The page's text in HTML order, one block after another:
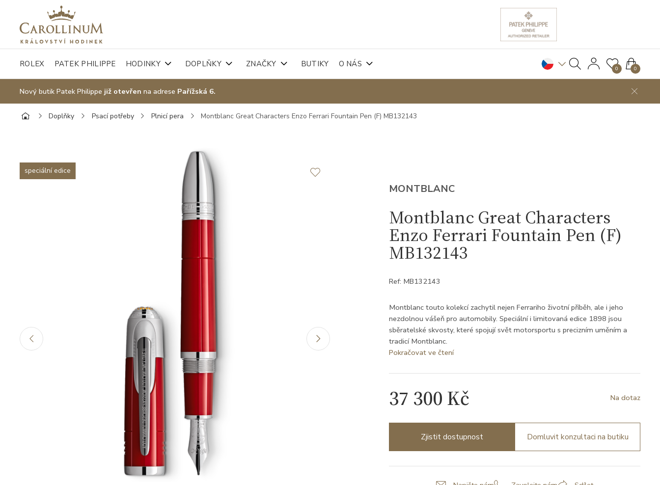
ROLEX PATEK PHILIPPE HODINKY DOPLŇKY ZNAČKY BUTIKY O NÁS 0 0
Nový butik Patek Philippe již otevřen na adrese Pařížská 6.
Doplňky Psací potřeby Plnicí pera Montblanc Great Characters Enzo Ferrari Fountain Pen (F) MB132143
speciální edice
MONTBLANC
Montblanc Great Characters
Enzo Ferrari Fountain Pen (F)
MB132143
Ref: MB132143
Montblanc touto kolekcí zachytil nejen Ferrariho životní příběh, ale i jeho
nezdolnou vášeň pro automobily. Speciální i limitovaná edice 1898 jsou
sběratelské skvosty, které spojují svět motorsportu s precizním uměním a
tradicí Montblanc.
Pokračovat ve čtení
37 300 Kč Na dotaz
Zjistit dostupnost Domluvit konzultaci na butiku